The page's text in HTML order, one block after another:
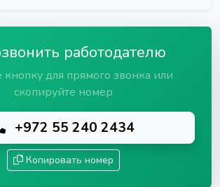
работодателю
для прямого звонка или
скопируйте номер
+972 55 240 2434
Копировать номер